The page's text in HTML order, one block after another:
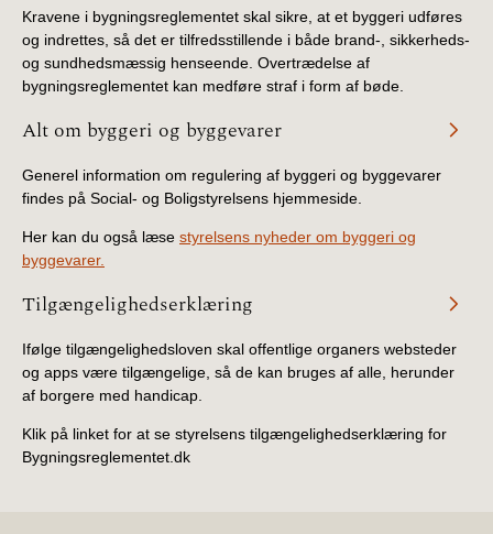
Kravene i bygningsreglementet skal sikre, at et byggeri udføres
og indrettes, så det er tilfredsstillende i både brand-, sikkerheds-
og sundhedsmæssig henseende. Overtrædelse af
bygningsreglementet kan medføre straf i form af bøde.
Alt om byggeri og byggevarer
Generel information om regulering af byggeri og byggevarer
findes på Social- og Boligstyrelsens hjemmeside.
Her kan du også læse styrelsens nyheder om byggeri og
byggevarer.
Tilgængelighedserklæring
Ifølge tilgængelighedsloven skal offentlige organers websteder
og apps være tilgængelige, så de kan bruges af alle, herunder
af borgere med handicap.
Klik på linket for at se styrelsens tilgængelighedserklæring for
Bygningsreglementet.dk